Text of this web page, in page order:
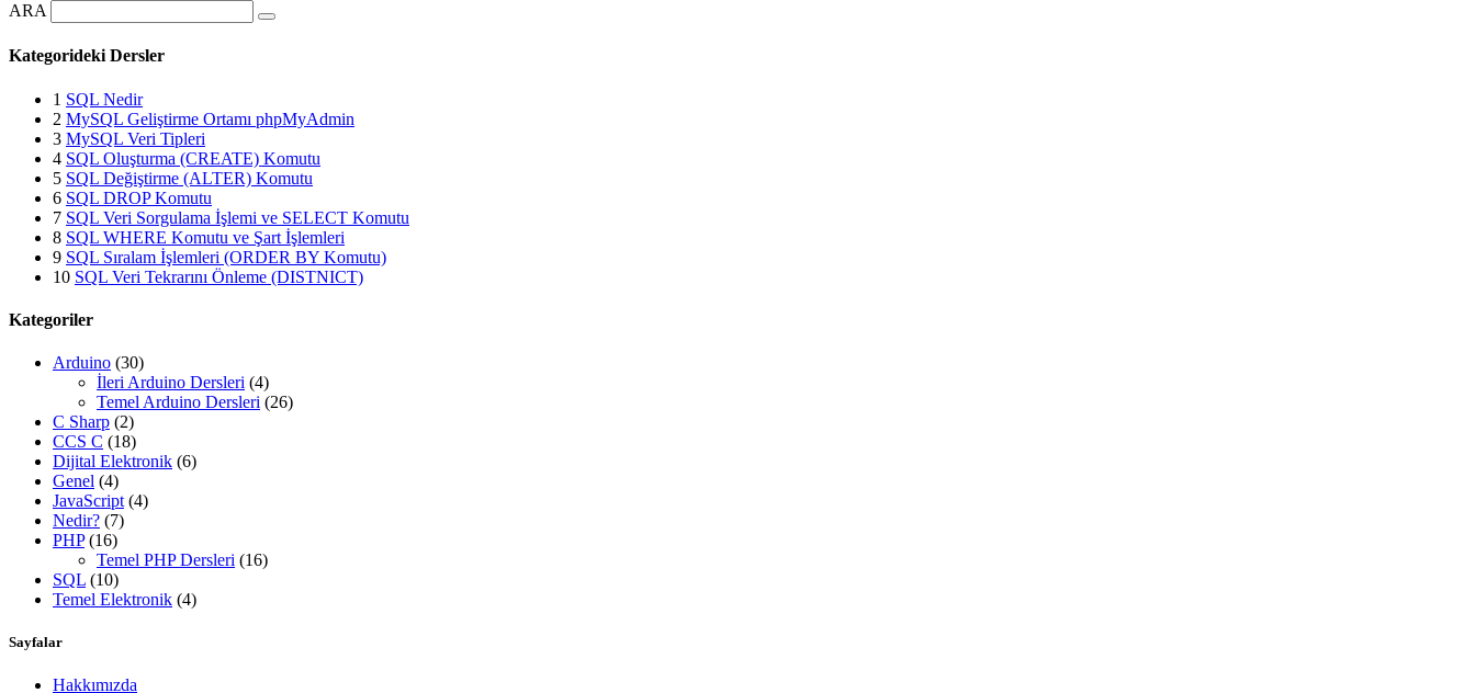
ARA
Kategorideki Dersler
1 SQL Nedir
2 MySQL Geliştirme Ortamı phpMyAdmin
3 MySQL Veri Tipleri
4 SQL Oluşturma (CREATE) Komutu
5 SQL Değiştirme (ALTER) Komutu
6 SQL DROP Komutu
7 SQL Veri Sorgulama İşlemi ve SELECT Komutu
8 SQL WHERE Komutu ve Şart İşlemleri
9 SQL Sıralam İşlemleri (ORDER BY Komutu)
10 SQL Veri Tekrarını Önleme (DISTNICT)
Kategoriler
Arduino (30)
İleri Arduino Dersleri (4)
Temel Arduino Dersleri (26)
C Sharp (2)
CCS C (18)
Dijital Elektronik (6)
Genel (4)
JavaScript (4)
Nedir? (7)
PHP(16)
Temel PHP Dersleri (16)
SQL (10)
Temel Elektronik (4)
Sayfalar
Hakkımızda